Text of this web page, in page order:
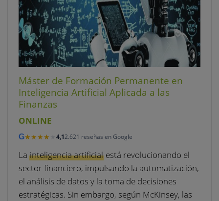
Máster de Formación Permanente en
Inteligencia Artificial Aplicada a las
Finanzas
ONLINE
G★★★★★
★★★★★ 4,12.621 reseñas en Google
La inteligencia artificialestá revolucionando el
sector financiero, impulsando la automatización,
el análisis de datos y la toma de decisiones
estratégicas. Sin embargo, según McKinsey, las